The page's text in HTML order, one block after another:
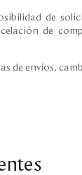
de
de
de envíos,